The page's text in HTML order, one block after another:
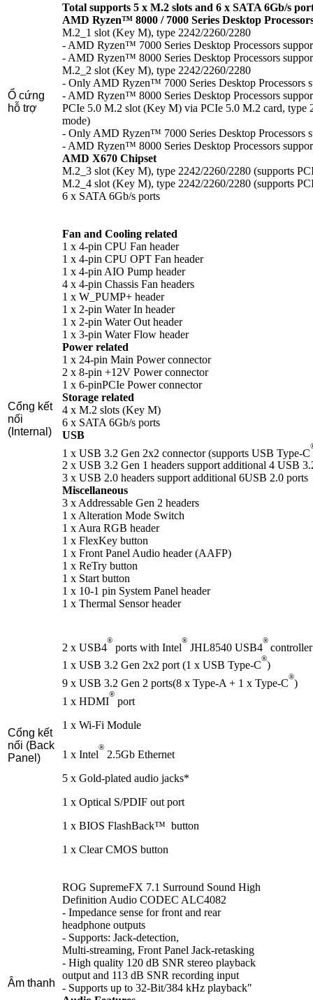
Ổ cứng
hỗ trợ
Total supports 5 x M.2 slots and 6 x SATA 6Gb/s
AMD Ryzen™ 8000 / 7000 Series Desktop
M.2_1 slot (Key M), type 2242/2260/2280
- AMD Ryzen™ 7000 Series Desktop Processors
- AMD Ryzen™ 8000 Series Desktop Processors
M.2_2 slot (Key M), type 2242/2260/2280
- Only AMD Ryzen™ 7000 Series Desktop Processors
- AMD Ryzen™ 8000 Series Desktop Processors
PCIe 5.0 M.2 slot (Key M) via PCIe 5.0 M.2 card, type
mode)
- Only AMD Ryzen™ 7000 Series Desktop Processors
- AMD Ryzen™ 8000 Series Desktop Processors
AMD X670 Chipset
M.2_3 slot (Key M), type 2242/2260/2280 (supports
M.2_4 slot (Key M), type 2242/2260/2280 (supports
6 x SATA 6Gb/s ports
Cổng kết
nối
(Internal)
Fan and Cooling related
1 x 4-pin CPU Fan header
1 x 4-pin CPU OPT Fan header
1 x 4-pin AIO Pump header
4 x 4-pin Chassis Fan headers
1 x W_PUMP+ header
1 x 2-pin Water In header
1 x 2-pin Water Out header
1 x 3-pin Water Flow header
Power related
1 x 24-pin Main Power connector
2 x 8-pin +12V Power connector
1 x 6-pinPCIe Power connector
Storage related
4 x M.2 slots (Key M)
6 x SATA 6Gb/s ports
USB
1 x USB 3.2 Gen 2x2 connector (supports USB Type-C
2 x USB 3.2 Gen 1 headers support additional 4 USB
3 x USB 2.0 headers support additional 6USB 2.0 ports
Miscellaneous
3 x Addressable Gen 2 headers
1 x Alteration Mode Switch
1 x Aura RGB header
1 x FlexKey button
1 x Front Panel Audio header (AAFP)
1 x ReTry button
1 x Start button
1 x 10-1 pin System Panel header
1 x Thermal Sensor header
Cổng kết
nối (Back
Panel)
2 x USB4
®
ports with Intel
®
JHL8540 USB4
®
1 x USB 3.2 Gen 2x2 port (1 x USB Type-C
®
)
9 x USB 3.2 Gen 2 ports(8 x Type-A + 1 x Type-C
®
)
1 x HDMI
®
port
1 x Wi-Fi Module
1 x Intel
®
2.5Gb Ethernet
5 x Gold-plated audio jacks*
1 x Optical S/PDIF out port
1 x BIOS FlashBack™ button
1 x Clear CMOS button
Âm thanh
ROG SupremeFX 7.1 Surround Sound High
Definition Audio CODEC ALC4082
- Impedance sense for front and rear
headphone outputs
- Supports: Jack-detection,
Multi-streaming, Front Panel Jack-retasking
- High quality 120 dB SNR stereo playback
output and 113 dB SNR recording input
- Supports up to 32-Bit/384 kHz playback"